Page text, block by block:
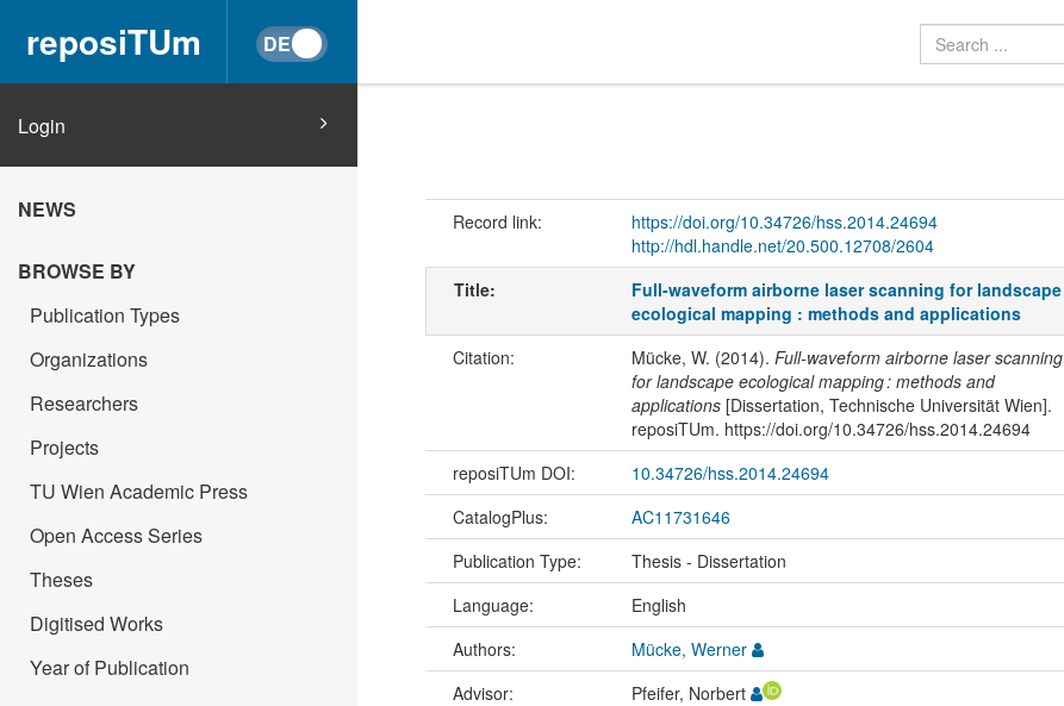
reposiTUm
Login
NEWS
BROWSE BY
Publication Types
Organizations
Researchers
Projects
TU Wien Academic Press
Open Access Series
Theses
Digitised Works
Year of Publication
Record link:
https://doi.org/10.34726/hss.2014.24694
http://hdl.handle.net/20.500.12708/2604
Title:
Full-waveform airborne laser scanning for landscape
ecological mapping : methods and applications
Citation: Mücke, W. (2014). Full-waveform airborne laser scanning
for landscape ecological mapping : methods and
applications[Dissertation, Technische Universität Wien].
reposiTUm. https://doi.org/10.34726/hss.2014.24694
reposiTUm DOI: 10.34726/hss.2014.24694
CatalogPlus:
AC11731646
Publication Type:
Thesis - Dissertation
Language:
English
Authors:
Mücke, Werner
Advisor:
Pfeifer, Norbert